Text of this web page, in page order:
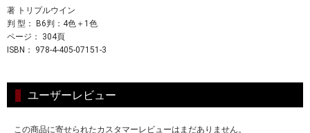
著 トリプルウイン
判 型： B6判：4色＋1色
ページ： 304頁
ISBN： 978-4-405-07151-3
ユーザーレビュー
この商品に寄せられたカスタマーレビューはまだありません。